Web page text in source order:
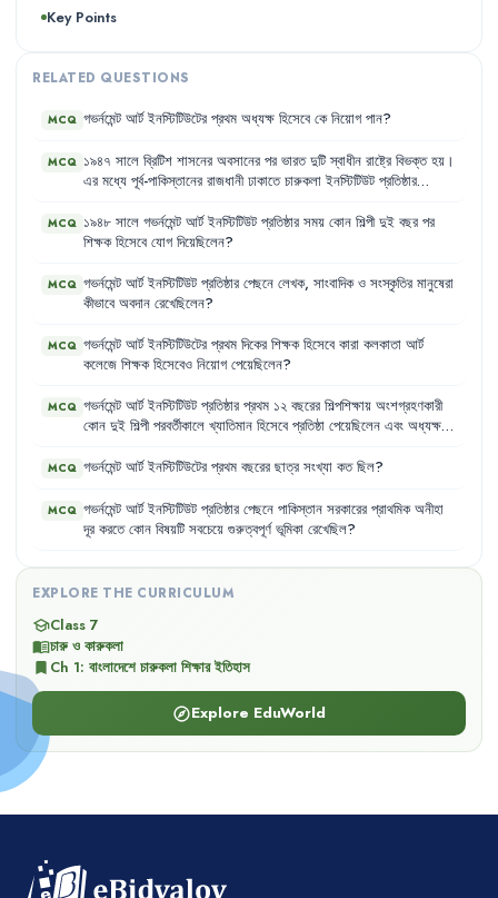
Key Points
RELATED QUESTIONS
MCQ গভর্নমেন্ট আর্ট ইনস্টিটিউটের প্রথম অধ্যক্ষ হিসেবে কে নিয়োগ পান?
MCQ ১৯৪৭ সালে ব্রিটিশ শাসনের অবসানের পর ভারত দুটি স্বাধীন রাষ্ট্রে বিভক্ত হয় ।
এর মধ্যে পূর্ব-পাকিস্তানের রাজধানী ঢাকাতে চারুকলা ইনস্টিটিউট প্রতিষ্ঠার
MCQ ১৯৪৮ সালে গভর্নমেন্ট আর্ট ইনস্টিটিউট প্রতিষ্ঠার সময় কোন শিল্পী দুই বছর পর
শিক্ষক হিসেবে যোগ দিয়েছিলেন?
MCQ গভর্নমেন্ট আর্ট ইনস্টিটিউট প্রতিষ্ঠার পেছনে লেখক, সাংবাদিক ও সংস্কৃতির মানুষেরা
কীভাবে অবদান রেখেছিলেন?
MCQ গভর্নমেন্ট আর্ট ইনস্টিটিউটের প্রথম দিকের শিক্ষক হিসেবে কারা কলকাতা আর্ট
কলেজে শিক্ষক হিসেবেও নিয়োগ পেয়েছিলেন?
MCQ গভর্নমেন্ট আর্ট ইনস্টিটিউট প্রতিষ্ঠার প্রথম ১২ বছরের শিল্পশিক্ষায় অংশগ্রহণকারী
কোন দুই শিল্পী পরবর্তীকালে খ্যাতিমান হিসেবে প্রতিষ্ঠা পেয়েছিলেন এবং অধ্যক্ষ
MCQ গভর্নমেন্ট আর্ট ইনস্টিটিউটের প্রথম বছরের ছাত্র সংখ্যা কত ছিল?
MCQ গভর্নমেন্ট আর্ট ইনস্টিটিউট প্রতিষ্ঠার পেছনে পাকিস্তান সরকারের প্রাথমিক অনীহা
দূর করতে কোন বিষয়টি সবচেয়ে গুরুত্বপূর্ণ ভূমিকা রেখেছিল?
EXPLORE THE CURRICULUM
schoolClass 7
menu_bookচারু ও কারুকলা
bookmark Ch 1: বাংলাদেশে চারুকলা শিক্ষার ইতিহাস
exploreExplore EduWorld